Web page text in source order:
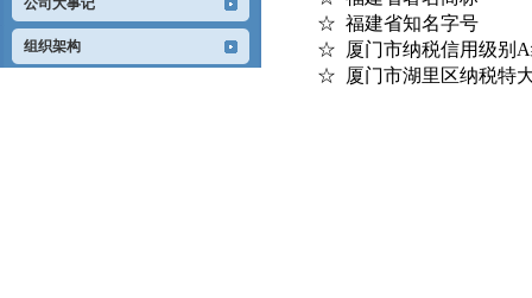
公司大事记
组织架构
☆ 福建省知名字号
☆ 厦门市纳税信用级别
☆ 厦门市湖里区纳税特